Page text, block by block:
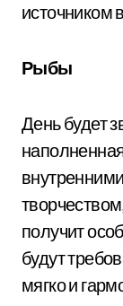
источником
Рыбы
День будет
получит
будут
мягко и